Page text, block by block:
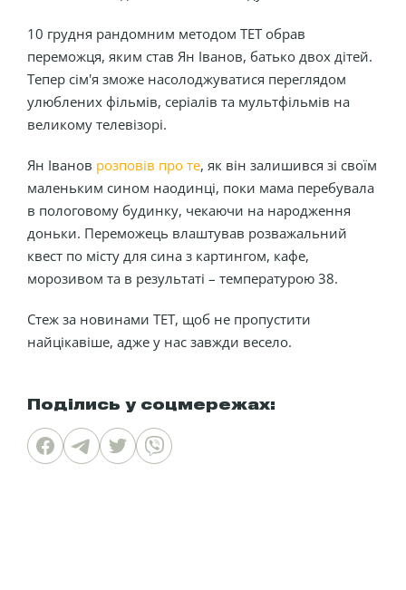
10 грудня рандомним методом ТЕТ обрав
переможця, яким став Ян Іванов, батько двох дітей.
Тепер сім'я зможе насолоджуватися переглядом
улюблених фільмів, серіалів та мультфільмів на
великому телевізорі.
Ян Іванов розповів про те, як він залишився зі своїм
маленьким сином наодинці, поки мама перебувала
в пологовому будинку, чекаючи на народження
доньки. Переможець влаштував розважальний
квест по місту для сина з картингом, кафе,
морозивом та в результаті – температурою 38.
Стеж за новинами ТЕТ, щоб не пропустити
найцікавіше, адже у нас завжди весело.
Поділись у соцмережах: